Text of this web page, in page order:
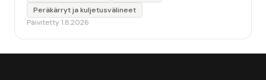
Peräkärryt ja kuljetusvälineet
Päivitetty 1.8.2026